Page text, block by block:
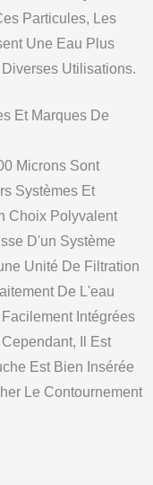
Particules, Les
Une Eau Plus
Utilisations.
Et Marques De
Microns Sont
Systèmes Et
Choix Polyvalent
D'un Système
Unité De Filtration
De L'eau
Intégrées
Il Est
Est Bien Insérée
Le Contournement